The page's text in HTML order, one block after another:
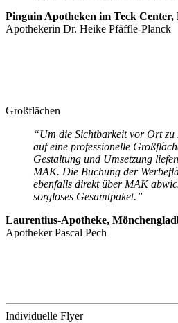
Pinguin Apotheken im Teck
Apothekerin Dr. Heike Pfäffle-Planck
Großflächen
“Um die Sichtbarkeit vor Ort
auf eine professionelle
Gestaltung und Umsetzung
MAK. Die Buchung der
ebenfalls direkt über MAK
sorgloses Gesamtpaket.”
Laurentius-Apotheke,
Apotheker Pascal Pech
Individuelle Flyer